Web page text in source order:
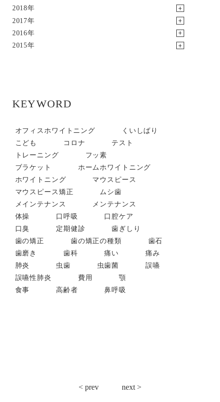
2018年
2017年
2016年
2015年
KEYWORD
オフィスホワイトニング
くいしばり
こども
コロナ
テスト
トレーニング
フッ素
ブラケット
ホームホワイトニング
ホワイトニング
マウスピース
マウスピース矯正
ムシ歯
メインテナンス
メンテナンス
体操
口呼吸
口腔ケア
口臭
定期健診
歯ぎしり
歯の矯正
歯の矯正の種類
歯石
歯磨き
歯科 痛い
痛み
肺炎
虫歯 虫歯菌
誤嚥
誤嚥性肺炎
費用
顎
食事
高齢者 鼻呼吸
< prev next >